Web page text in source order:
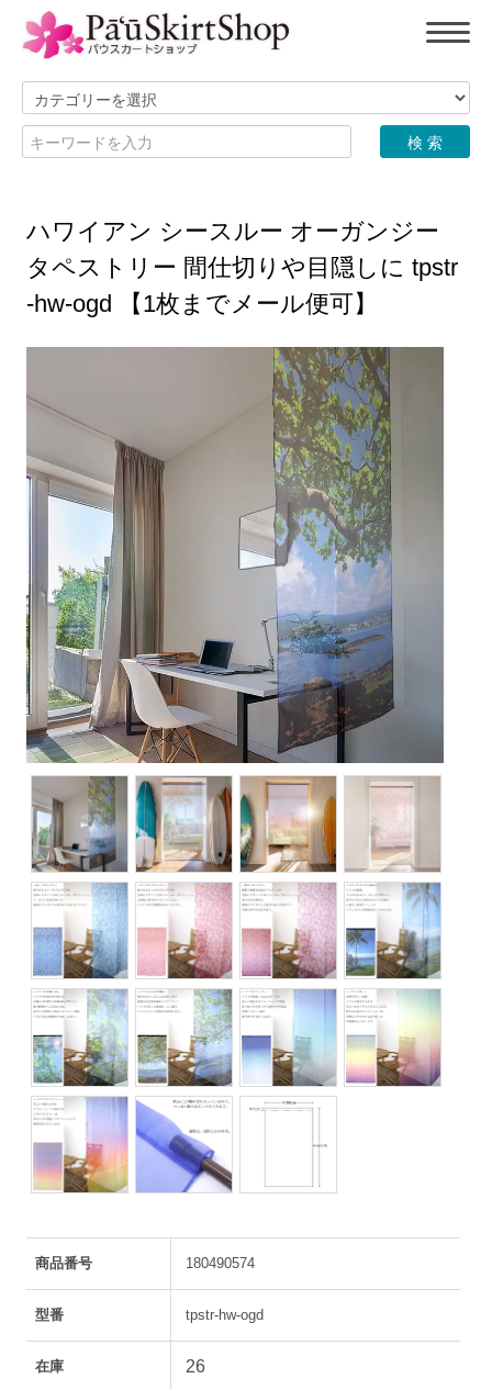
ハワイアン シースルー オーガンジー
タペストリー 間仕切りや目隠しに tpstr
-hw-ogd 【1枚までメール便可】
商品番号 180490574
型番 tpstr-hw-ogd
在庫 26